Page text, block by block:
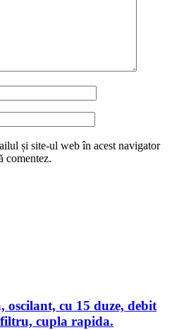
și site-ul web în acest navigator
comentez.
oscilant, cu 15 duze, debit
cupla rapida.